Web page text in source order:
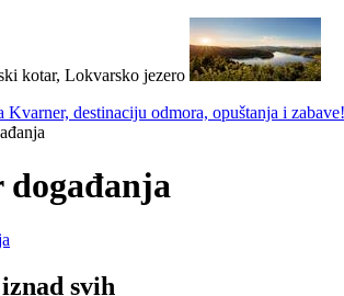
kotar, Lokvarsko jezero
Kvarner, destinaciju odmora, opuštanja i zabave!
svih